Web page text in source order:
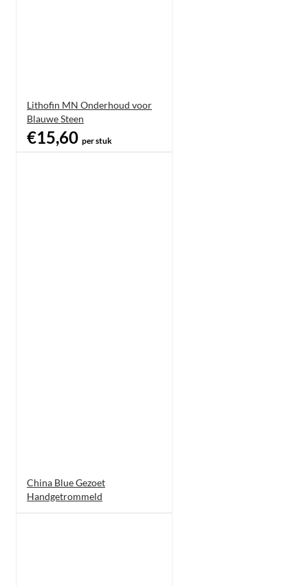
Lithofin MN Onderhoud voor
Blauwe Steen
€15,60 per stuk
China Blue Gezoet
Handgetrommeld